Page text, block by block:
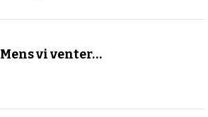
Mens vi venter…